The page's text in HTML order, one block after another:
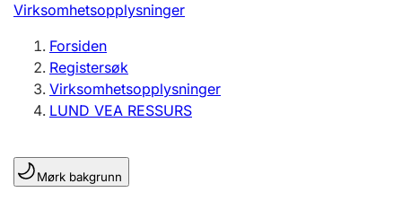
Aksjeselskap
Enkeltpersonforetak
Registrere, endre, slette
Lag og forening
Virksomhetsopplysninger
Forsiden
Registersøk
Virksomhetsopplysninger
LUND VEA RESSURS
Mørk bakgrunn